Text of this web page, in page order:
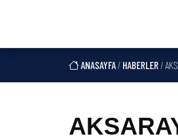
ANASAYFA/ HABERLER /